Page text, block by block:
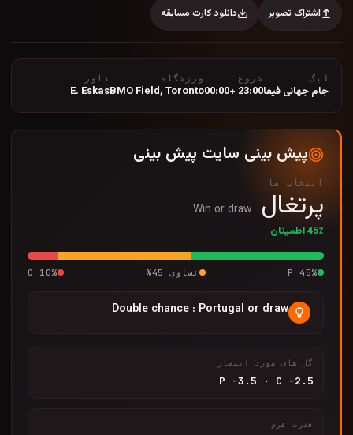
اشتراک تصویر دانلود کارت مسابقه
لیگ
جام جهانی فیفا
شروع
23:00 +00:00
ورزشگاه
BMO Field, Toronto
داور
E. Eskas
پیش بینی سایت پیش بینی
انتخاب ما
پرتغال ·
Win or draw
45٪ اطمینان
P 45% تساوی 45
%
C 10%
Double chance : Portugal or draw
گل های مورد انتظار
P -3.5 · C -2.5
قدرت فرم